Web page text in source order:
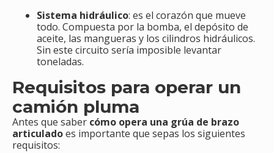
Sistema hidráulico: es el corazón que mueve
todo. Compuesta por la bomba, el depósito de
aceite, las mangueras y los cilindros hidráulicos.
Sin este circuito sería imposible levantar
toneladas.
Requisitos para operar un
camión pluma
Antes que saber cómo opera una grúa de brazo
articuladoes importante que sepas los siguientes
requisitos: